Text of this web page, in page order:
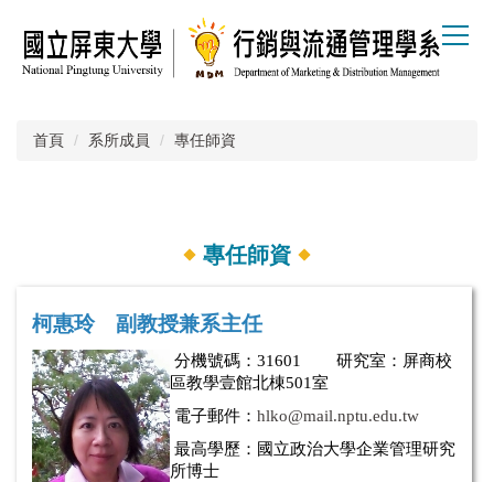
主
首頁 系所成員 專任師資
專任師資
柯惠玲 副教授兼系主任
分機號碼： 31601 研究室：屏商校
區教學壹館北棟501室
電子郵件： hlko@mail.nptu.edu.tw
最高學歷： 國立政治大學企業管理研究
所博士